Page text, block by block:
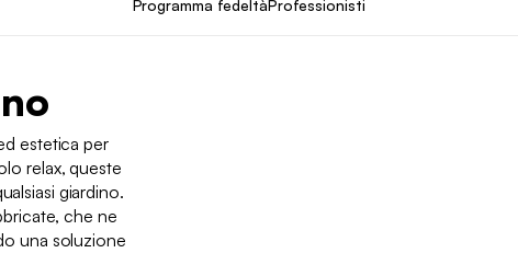
Programma fedeltàProfessionisti
estetica per
relax, queste
giardino.
che ne
una soluzione